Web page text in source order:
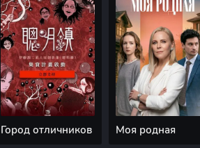
Город отличников Моя родная